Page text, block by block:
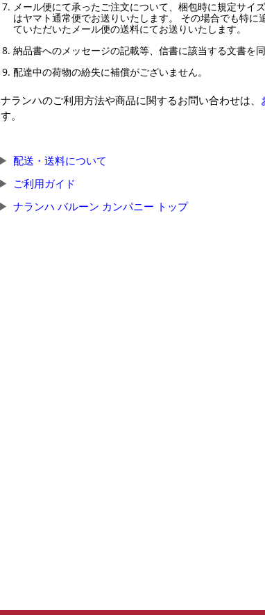
メール便にて承ったご注文について、梱包時に規定サイ
はヤマト通常便でお送りいたします。 その場合でも特
ていただいたメール便の送料にてお送りいたします。
納品書へのメッセージの記載等、信書に該当する文書を
配達中の荷物の紛失に補償がございません。
ナランハのご利用方法や商品に関するお問い合わせは、
す。
配送・送料について
ご利用ガイド
ナランハ バルーン カンパニー トップ